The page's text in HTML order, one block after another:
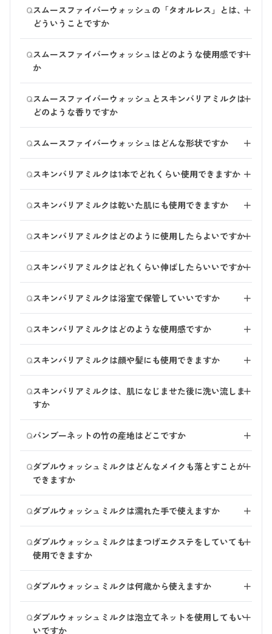
繰り返し湯煎しても品質には問題ありませんので、気に
なる場合はご使用前に湯舟や洗面器などであたためてか
い。）
また、ボディウォッシュが固いと、ポンプを押しづらい
場合がございます。 その際もあたためてからのご使用
をおすすめいたします。
ください。 おすすめの使用量は1回につき2プッシュで
す。 ボディタオルやスポンジを使わなくても、きめ細
かな泡が汚れを落とします。
スムースファイバーウォッシュでお身体を洗った後は、
スキンバリアミルクでの保湿がおすすめです。
Qスムースファイバーウォッシュの「タオルレス」とは、
どういうことですか
＋
ァイバーウォッシュは、ナノ化した竹の繊維バンブーネ
ット※1と、こんにゃく繊維※2を配合しています。
2つの繊維が汚れや余分な皮脂をやさしく絡めとるた
め、ボディタオルやボディスポンジを使わなくてもすべ
すべの肌へ導きます。
※1結晶セルロース（洗浄成分）、※2グルコマンナン
（洗浄成分）
Qスムースファイバーウォッシュはどのような使用感です
か
＋
ちりした泡というより、きめ細かい泡立ちです。 洗い
あがりの肌は、ほどよくさっぱりします。
Qスムースファイバーウォッシュとスキンバリアミルクは
どのような香りですか
＋
ズと一緒にお使いいただくことを考え、柑橘系の香りを
セレクトしました。 13種類の精油をブレンドし、甘さと
すっきり感のある香りです。
Qスムースファイバーウォッシュはどんな形状ですか
＋
で洗うだけで、きめ細かい泡が立ちます。
Qスキンバリアミルクは1本でどれくらい使用できますか ＋
なるところに軽く重ね付けして約2か月分
Qスキンバリアミルクは乾いた肌にも使用できますか
＋
にお使いいただくことを考えてお作りしているため、
乾燥が気になる場合や保湿感が足りない場合の重ねづけ
も含めて、濡れた肌へのご使用をおすすめしておりま
す。
Qスキンバリアミルクはどのように使用したらよいですか＋
用ください。 浴室から出る前の濡れた肌に「1プッシュ
＋乾燥が気になるところに軽くもう1プッシュ」なじま
せます。
スキンバリアミルクの白っぽさが消えるまでのばした
ら、あとはタオルでポンポンと軽く水気を拭いてくださ
Qスキンバリアミルクはどれくらい伸ばしたらいいですか＋
が消えるまで伸ばしてください。
Qスキンバリアミルクは浴室で保管していいですか
＋
浴室から出る前に保湿をすることで、乾燥を防いでくれ
ます。
浴室乾燥を使用する際は、高温になる場合があるため、
浴室から出しておくと安心です。
Qスキンバリアミルクはどのような使用感ですか
＋
Qスキンバリアミルクは顔や髪にも使用できますか
＋
ことを考え お作りしており、他の部位へのご使用はお
すすめしておりません。
Qスキンバリアミルクは、肌になじませた後に洗い流しま
すか
＋
タオルで軽く拭いてください。
濡れた肌にミルクをのばすと、バンブーネット（※結晶
セルロース：ナノ化した竹繊維）が肌の上で見えないヴ
ェールをつくり、水分を吸着してくれます。
Qバンブーネットの竹の産地はどこですか
＋
Qダブルウォッシュミルクはどんなメイクも落とすことが
できますか
＋
は、落ちにくい場合があります。 その際はクレンジン
グを使用したあとに、ダブルウォッシュミルクをお使い
ください。
Qダブルウォッシュミルクは濡れた手で使えますか
＋
少量の水を加えて軽く泡立てることで、汚れ落ちがよく
なります。
Qダブルウォッシュミルクはまつげエクステをしていても
使用できますか
＋
思います。 ご心配な場合は、目立たない部分でお試し
いただくか、施術店にご相談いただくことをおすすめい
たします。
Qダブルウォッシュミルクは何歳から使えますか
＋
のご使用は避けていただいた方がよいかと思います。
Qダブルウォッシュミルクは泡立てネットを使用してもい
いですか
＋